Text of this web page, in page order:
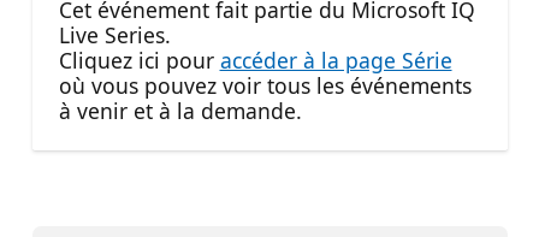
Cet événement fait partie du Microsoft IQ
Live Series.
Cliquez ici pour accéder à la page Série
où vous pouvez voir tous les événements
à venir et à la demande.